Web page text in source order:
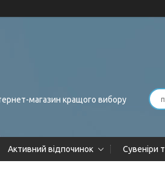
магазин кращого вибору
Активний відпочинок Сувеніри